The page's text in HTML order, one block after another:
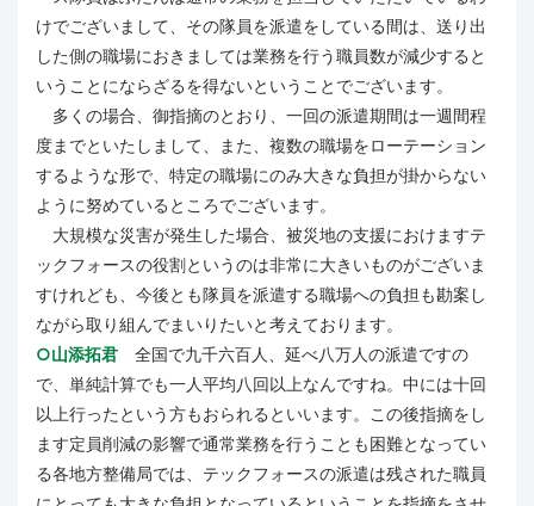
けでございまして、その隊員を派遣をしている間は、送り出
した側の職場におきましては業務を行う職員数が減少すると
いうことにならざるを得ないということでございます。
多くの場合、御指摘のとおり、一回の派遣期間は一週間程
度までといたしまして、また、複数の職場をローテーション
するような形で、特定の職場にのみ大きな負担が掛からない
ように努めているところでございます。
大規模な災害が発生した場合、被災地の支援におけますテ
ックフォースの役割というのは非常に大きいものがございま
すけれども、今後とも隊員を派遣する職場への負担も勘案し
ながら取り組んでまいりたいと考えております。
○山添拓君 全国で九千六百人、延べ八万人の派遣ですの
で、単純計算でも一人平均八回以上なんですね。中には十回
以上行ったという方もおられるといいます。この後指摘をし
ます定員削減の影響で通常業務を行うことも困難となってい
る各地方整備局では、テックフォースの派遣は残された職員